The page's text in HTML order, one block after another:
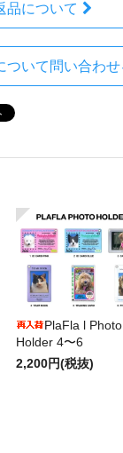
品について
ついて問い合わせ
PlaFla l Photo
Holder 4〜6
2,200円(税抜)